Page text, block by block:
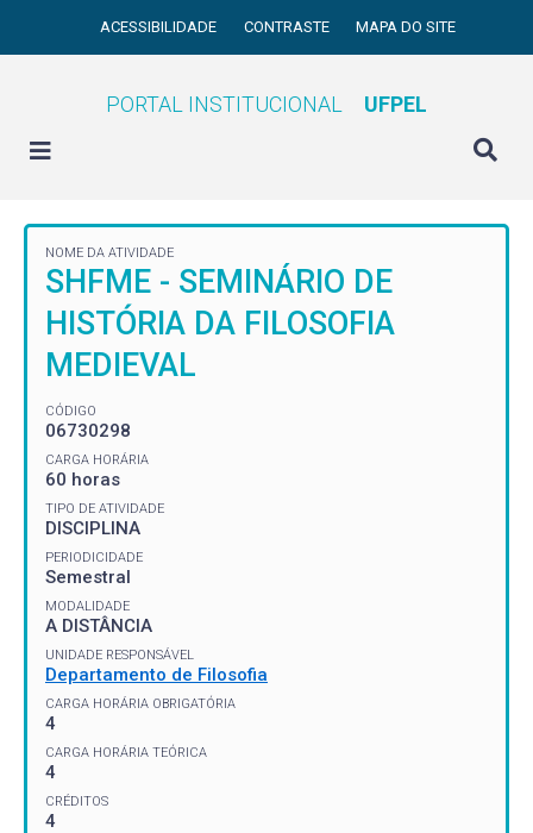
ACESSIBILIDADE CONTRASTE MAPA DO SITE
PORTAL INSTITUCIONAL UFPEL
NOME DA ATIVIDADE
SHFME - SEMINÁRIO DE
HISTÓRIA DA FILOSOFIA
MEDIEVAL
CÓDIGO
06730298
CARGA HORÁRIA
60 horas
TIPO DE ATIVIDADE
DISCIPLINA
PERIODICIDADE
Semestral
MODALIDADE
A DISTÂNCIA
UNIDADE RESPONSÁVEL
Departamento de Filosofia
CARGA HORÁRIA OBRIGATÓRIA
4
CARGA HORÁRIA TEÓRICA
4
CRÉDITOS
4